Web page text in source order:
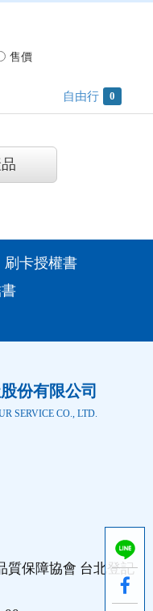
0
刷卡授權書
份有限公司
SERVICE CO., LTD.
質保障協會 台北登記